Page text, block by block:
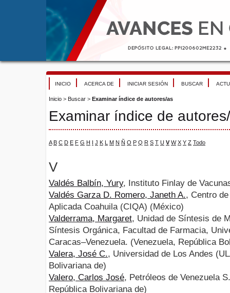
INICIO ACERCA DE INICIAR SESIÓN BUSCAR
Inicio > Buscar > Examinar índice de autores/as
Examinar índice de
A B C D E F G H I J K L M N Ñ O P Q R S T U V W X Y Z Todo
V
Valdés Balbín, Yury, Instituto Finlay de
Valdés Garza D. Romero, Janeth A., Centro
Aplicada Coahuila (CIQA) (México)
Valderrama, Margaret, Unidad de Síntesis de
Síntesis Orgánica, Facultad de Farmacia,
Caracas–Venezuela. (Venezuela, República
Valera, José C., Universidad de Los Andes
Bolivariana de)
Valero, Carlos José, Petróleos de Venezuela
República Bolivariana de)